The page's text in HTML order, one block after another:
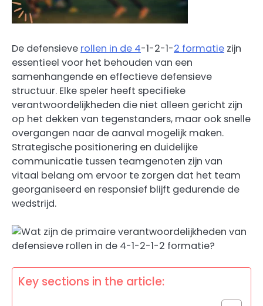
De defensieve rollen in de 4-1-2-1-2 formatie zijn
essentieel voor het behouden van een
samenhangende en effectieve defensieve
structuur. Elke speler heeft specifieke
verantwoordelijkheden die niet alleen gericht zijn
op het dekken van tegenstanders, maar ook snelle
overgangen naar de aanval mogelijk maken.
Strategische positionering en duidelijke
communicatie tussen teamgenoten zijn van
vitaal belang om ervoor te zorgen dat het team
georganiseerd en responsief blijft gedurende de
wedstrijd.
Key sections in the article: